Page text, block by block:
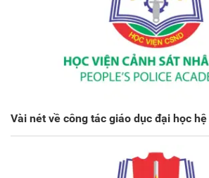
Vài nét về công tác giáo dục đại học